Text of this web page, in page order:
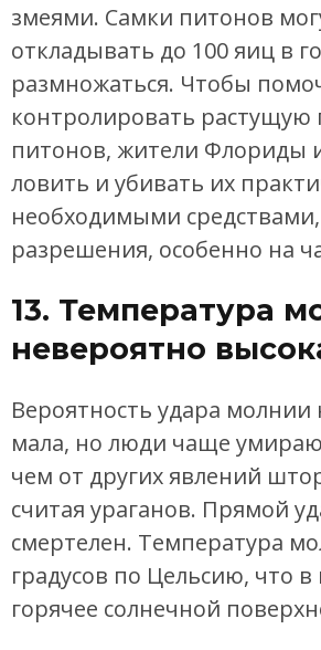
змеями. Самки питонов
откладывать до 100 яиц в
размножаться. Чтобы
контролировать
питонов, жители Флориды
ловить и убивать их
необходимыми средствами,
разрешения, особенно на
13. Температура
невероятно
Вероятность удара молнии
мала, но люди чаще
чем от других явлений
считая ураганов. Прямой
смертелен. Температура
градусов по Цельсию, что в
горячее солнечной